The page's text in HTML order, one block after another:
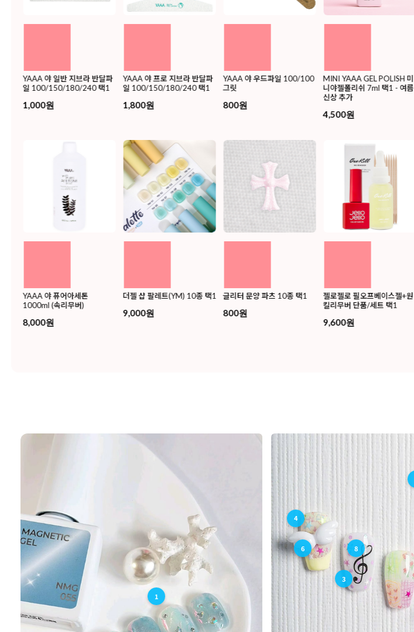
YAAA 야 일반 지브라 반달파
일 100/150/180/240 택1
1,000원
YAAA 야 프로 지브라 반달파
일 100/150/180/240 택1
1,800원
YAAA 야 우드파일 100/100
그릿
800원
MINI YAAA GEL POLISH 미
니야젤폴리쉬 7ml 택1 - 여름
신상 추가
4,500원
YAAA 야 퓨어아세톤
1000ml (속리무버)
8,000원
더젤 샵 팔레트(YM) 10종 택1
9,000원
글리터 문양 파츠 10종 택1
800원
젤로젤로 필오프베이스젤+원
킬리무버 단품/세트 택1
9,600원
4
5
6
1
4
6